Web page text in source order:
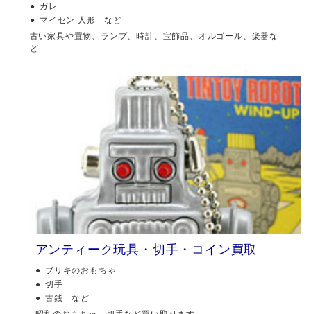
ガレ
マイセン 人形 など
古い家具や置物、ランプ、時計、宝飾品、オルゴール、楽器な
ど
アンティーク玩具・切手・コイン買取
ブリキのおもちゃ
切手
古銭 など